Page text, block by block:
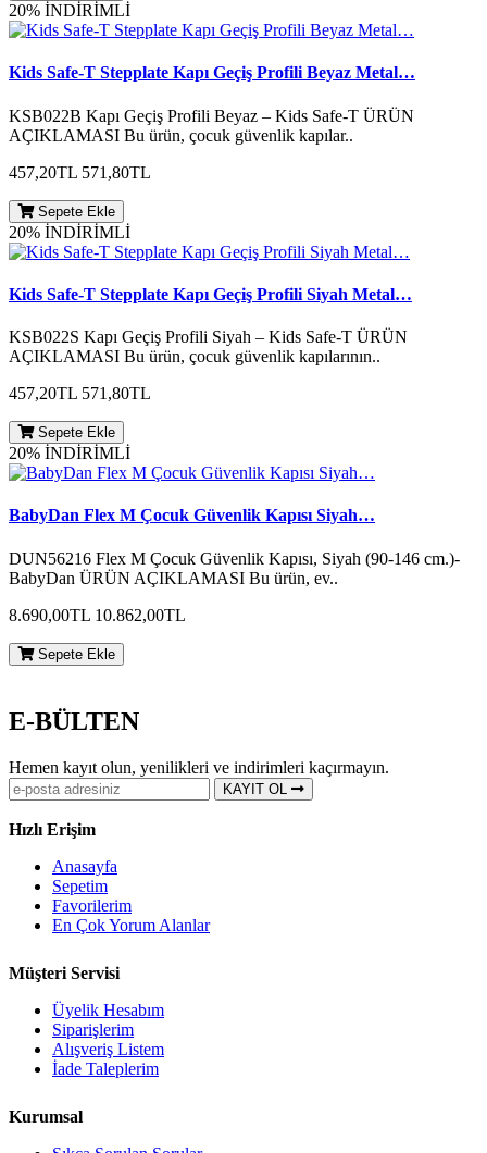
20% İNDİRİMLİ
Kids Safe-T Stepplate Kapı Geçiş Profili Beyaz Metal…
KSB022B Kapı Geçiş Profili Beyaz – Kids Safe-T ÜRÜN
AÇIKLAMASI Bu ürün, çocuk güvenlik kapılar..
457,20TL 571,80TL
Sepete Ekle
20% İNDİRİMLİ
Kids Safe-T Stepplate Kapı Geçiş Profili Siyah Metal…
KSB022S Kapı Geçiş Profili Siyah – Kids Safe-T ÜRÜN
AÇIKLAMASI Bu ürün, çocuk güvenlik kapılarının..
457,20TL 571,80TL
Sepete Ekle
20% İNDİRİMLİ
BabyDan Flex M Çocuk Güvenlik Kapısı Siyah…
DUN56216 Flex M Çocuk Güvenlik Kapısı, Siyah (90-146 cm.)-
BabyDan ÜRÜN AÇIKLAMASI Bu ürün, ev..
8.690,00TL 10.862,00TL
Sepete Ekle
E-BÜLTEN
Hemen kayıt olun, yenilikleri ve indirimleri kaçırmayın.
KAYIT OL
Hızlı Erişim
Anasayfa
Sepetim
Favorilerim
En Çok Yorum Alanlar
Müşteri Servisi
Üyelik Hesabım
Siparişlerim
Alışveriş Listem
İade Taleplerim
Kurumsal